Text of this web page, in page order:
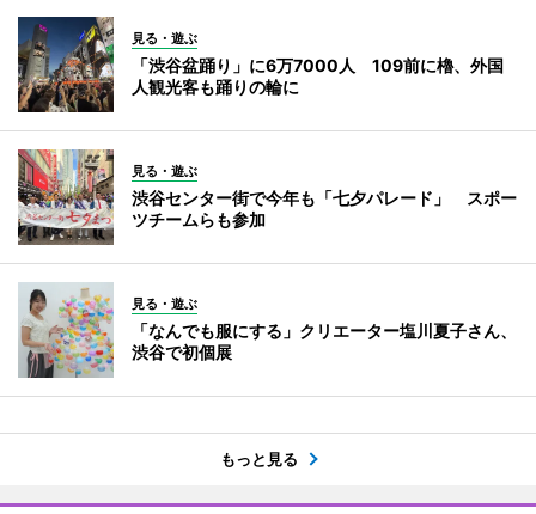
見る・遊ぶ
「渋谷盆踊り」に6万7000人 109前に櫓、外国
人観光客も踊りの輪に
見る・遊ぶ
渋谷センター街で今年も「七夕パレード」 スポー
ツチームらも参加
見る・遊ぶ
「なんでも服にする」クリエーター塩川夏子さん、
渋谷で初個展
もっと見る